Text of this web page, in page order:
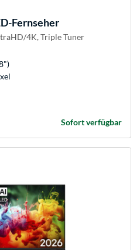
Fernseher
4K, Triple Tuner
Sofort verfügbar